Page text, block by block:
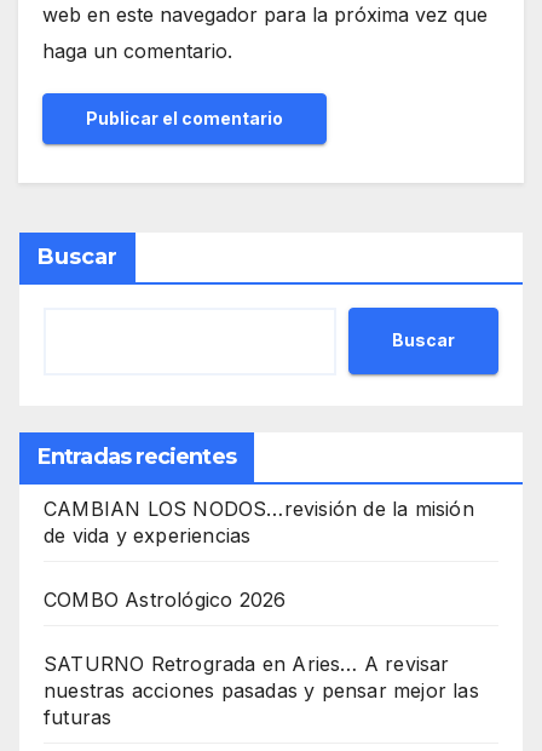
web en este navegador para la próxima vez que
haga un comentario.
Buscar
Buscar
Entradas recientes
CAMBIAN LOS NODOS…revisión de la misión
de vida y experiencias
COMBO Astrológico 2026
SATURNO Retrograda en Aries… A revisar
nuestras acciones pasadas y pensar mejor las
futuras